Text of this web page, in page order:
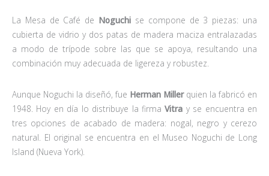
La Mesa de Café de Noguchi se compone de 3 piezas: una
cubierta de vidrio y dos patas de madera maciza entralazadas
a modo de trípode sobre las que se apoya, resultando una
combinación muy adecuada de ligereza y robustez.
Aunque Noguchi la diseñó, fue Herman Millerquien la fabricó en
1948. Hoy en día lo distribuye la firma Vitra y se encuentra en
tres opciones de acabado de madera: nogal, negro y cerezo
natural. El original se encuentra en el Museo Noguchi de Long
Island (Nueva York).